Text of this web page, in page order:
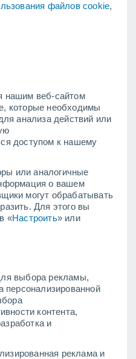
файлов cookie,
нашим веб-сайтом
которые необходимы
анализа действий или
доступом к нашему
или аналогичные
о вашем
могут обрабатывать
Для этого вы
«Настроить» или
выбора рекламы,
контента,
и
реклама и
+33°
+22°
Cape
Girardeau
+32°
|ECMWF